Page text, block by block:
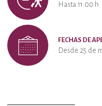
Hasta 11:00 h
FECHAS DE
Desde 25 de